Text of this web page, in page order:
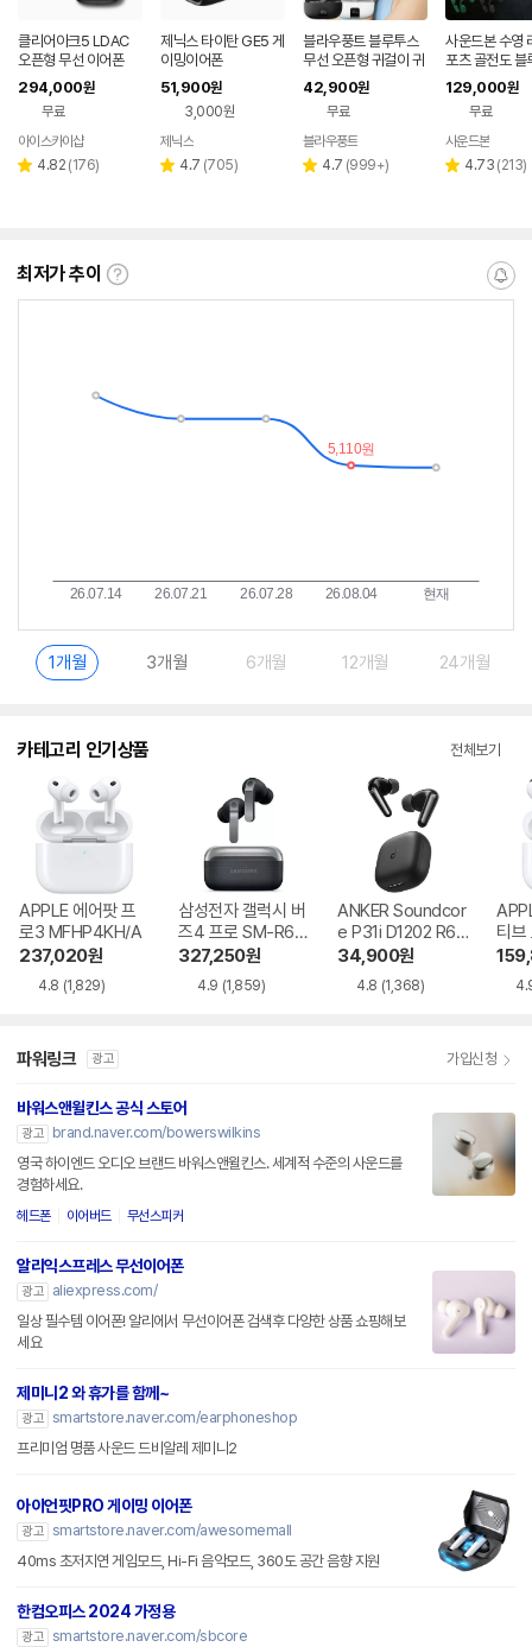
클리어아크5 LDAC
오픈형 무선 이어폰
294,000원
무료
페이
아이스카이샵
별 4.82 리
(176)
제닉스 타이탄 GE5 게
이밍이어폰
51,900원
3,000원
페이
제닉스
별 4.7 리
(705)
블라우풍트 블루투스
무선 오픈형 귀걸이 귀
찌형 이어폰 귀걸이형
이어클립 러닝 귀찌이
어폰
42,900원
무료
페이
블라우풍트
별 4.7 리
(999+)
사운드본 수영
포츠 골전도 블
오픈형 무선 이
S01 런소닉
129,000원
무료
사운드본
별 4.73 리
(213)
최저가 추이
최
알
1개월 3개월 6개월 12개월 24개월
카테고리 인기상품 전체보기
APPLE 에어팟 프
로3 MFHP4KH/A
237,020원
4.8 (1,829)
삼성전자 갤럭시 버
즈4 프로 SM-R64
0
327,250원
4.9 (1,859)
ANKER Soundcor
e P31i D1202 R60
i NC
34,900원
4.8 (1,368)
티브
파워링크 광고 가입신청
바워스앤윌킨스 공식 스토어
광고
brand.naver.com/bowerswilkins
영국 하이엔드 오디오 브랜드 바워스앤윌킨스. 세계적 수준의 사운드를
경험하세요.
헤드폰 이어버드 무선스피커
알리익스프레스 무선이어폰
광고
aliexpress.com/
일상 필수템 이어폰! 알리에서 무선이어폰 검색후 다양한 상품 쇼핑해보
세요
제미니2 와 휴가를 함께~
광고 smartstore.naver.com/earphoneshop
프리미엄 명품 사운드 드비알레 제미니2
아이언핏PRO 게이밍 이어폰
광고 smartstore.naver.com/awesomemall
40ms 초저지연 게임모드, Hi-Fi 음악모드, 360도 공간 음향 지원
한컴오피스 2024 가정용
광고 smartstore.naver.com/sbcore